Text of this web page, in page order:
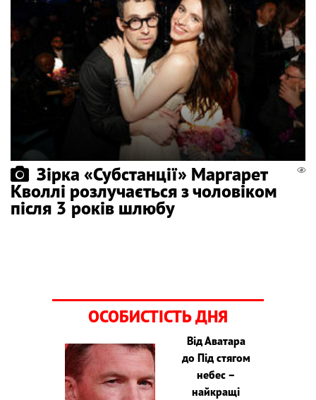
Зірка «Субстанції» Маргарет
Кволлі розлучається з чоловіком
після 3 років шлюбу
ОСОБИСТІСТЬ ДНЯ
Від Аватара
до Під стягом
небес –
найкращі